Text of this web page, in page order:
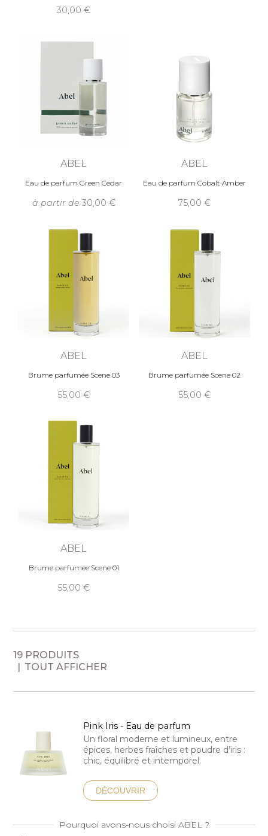
30,00
ABEL
Eau de parfum Green Cedar
à partir de 30,00
ABEL
Eau de parfum Cobalt Amber
75,00
ABEL
Brume parfumée Scene 03
55,00
ABEL
Brume parfumée Scene 02
55,00
ABEL
Brume parfumée Scene 01
55,00
19 PRODUITS
TOUT AFFICHER
Pink Iris - Eau de parfum
Un floral moderne et lumineux, entre
épices, herbes fraîches et poudre d’iris :
chic, équilibré et intemporel.
DÉCOUVRIR
Pourquoi avons-nous choisi ABEL ?